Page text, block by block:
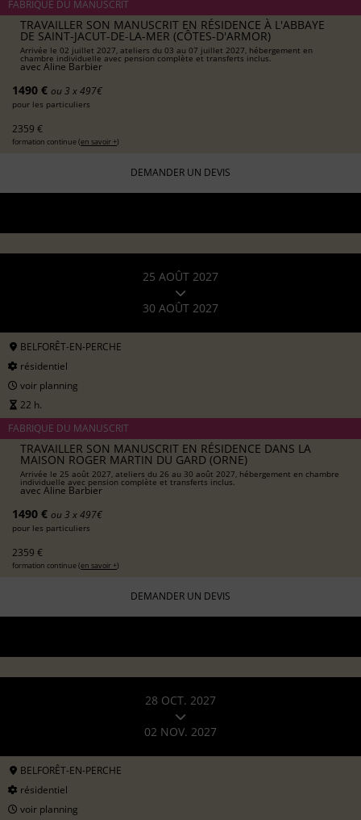
FABRIQUE DU MANUSCRIT
TRAVAILLER SON MANUSCRIT EN RÉSIDENCE À L'ABBAYE
DE SAINT-JACUT-DE-LA-MER (CÔTES-D'ARMOR)
Arrivée le 02 juillet 2027, ateliers du 03 au 07 juillet 2027, hébergement en
chambre individuelle avec pension complète et transferts inclus.
avec Aline Barbier
1490 € ou 3 x 497€
pour les particuliers
2359 €
formation continue (en savoir +)
DEMANDER UN DEVIS
25 AOÛT 2027
30 AOÛT 2027
BELFORÊT-EN-PERCHE
résidentiel
voir planning
22 h.
FABRIQUE DU MANUSCRIT
TRAVAILLER SON MANUSCRIT EN RÉSIDENCE DANS LA
MAISON ROGER MARTIN DU GARD (ORNE)
Arrivée le 25 août 2027, ateliers du 26 au 30 août 2027, hébergement en chambre
individuelle avec pension complète et transferts inclus.
avec Aline Barbier
1490 € ou 3 x 497€
pour les particuliers
2359 €
formation continue (en savoir +)
DEMANDER UN DEVIS
28 OCT. 2027
02 NOV. 2027
BELFORÊT-EN-PERCHE
résidentiel
voir planning